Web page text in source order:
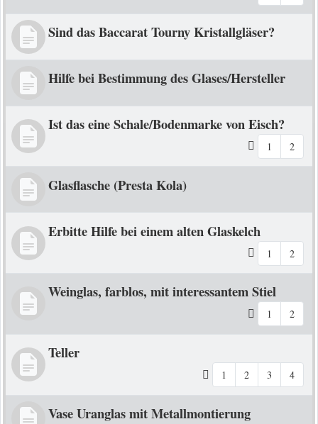
Sind das Baccarat Tourny Kristallgläser?
Hilfe bei Bestimmung des Glases/Hersteller
Ist das eine Schale/Bodenmarke von Eisch?
1 2
Glasflasche (Presta Kola)
Erbitte Hilfe bei einem alten Glaskelch
1 2
Weinglas, farblos, mit interessantem Stiel
1 2
Teller
1 2 3 4
Vase Uranglas mit Metallmontierung